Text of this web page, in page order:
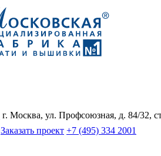
г. Москва, ул. Профсоюзная, д. 84/32,
Заказать проект +7 (495) 334 2001